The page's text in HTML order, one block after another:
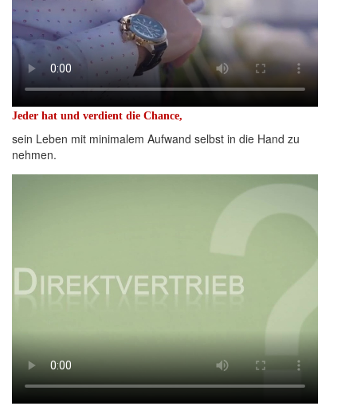
Jeder hat und verdient die Chance,
sein Leben mit minimalem Aufwand selbst in die Hand zu
nehmen.